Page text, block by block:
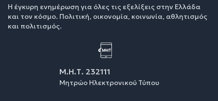
Η έγκυρη ενημέρωση για όλες τις εξελίξεις στην Ελλάδα
και τον κόσμο. Πολιτική, οικονομία, κοινωνία, αθλητισμός
και πολιτισμός.
Μ.Η.Τ. 232111
Μητρώο Ηλεκτρονικού Τύπου